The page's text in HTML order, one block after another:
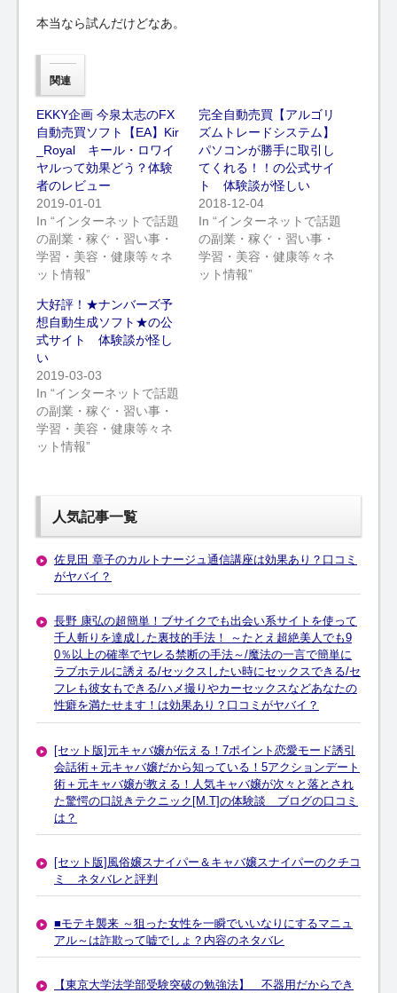
本当なら試んだけどなあ。
関連
EKKY企画 今泉太志のFX
自動売買ソフト【EA】Kir
_Royal キール・ロワイ
ヤルって効果どう？体験
者のレビュー
2019-01-01
In “インターネットで話題
の副業・稼ぐ・習い事・
学習・美容・健康等々ネ
ット情報”
完全自動売買【アルゴリ
ズムトレードシステム】
パソコンが勝手に取引し
てくれる！！の公式サイ
ト 体験談が怪しい
2018-12-04
In “インターネットで話題
の副業・稼ぐ・習い事・
学習・美容・健康等々ネ
ット情報”
大好評！★ナンバーズ予
想自動生成ソフト★の公
式サイト 体験談が怪し
い
2019-03-03
In “インターネットで話題
の副業・稼ぐ・習い事・
学習・美容・健康等々ネ
ット情報”
人気記事一覧
佐見田 章子のカルトナージュ通信講座は効果あり？口コミ
がヤバイ？
長野 康弘の超簡単！ブサイクでも出会い系サイトを使って
千人斬りを達成した裏技的手法！ ～たとえ超絶美人でも9
0％以上の確率でヤレる禁断の手法～/魔法の一言で簡単に
ラブホテルに誘える/セックスしたい時にセックスできる/セ
フレも彼女もできる/ハメ撮りやカーセックスなどあなたの
性癖を満たせます！は効果あり？口コミがヤバイ？
[セット版]元キャバ嬢が伝える！7ポイント恋愛モード誘引
会話術＋元キャバ嬢だから知っている！5アクションデート
術＋元キャバ嬢が教える！人気キャバ嬢が次々と落とされ
た驚愕の口説きテクニック[M.T]の体験談 ブログの口コミ
は？
[セット版]風俗嬢スナイパー＆キャバ嬢スナイパーのクチコ
ミ ネタバレと評判
■モテキ襲来 ～狙った女性を一瞬でいいなりにするマニュ
アル～は詐欺って嘘でしょ？内容のネタバレ
【東京大学法学部受験突破の勉強法】 不器用だからでき